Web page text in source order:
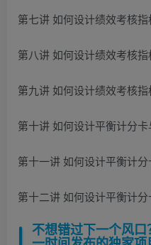
第七讲 如何设计绩效考核指
第八讲 如何设计绩效考核指
第九讲 如何设计绩效考核指
第十讲 如何设计平衡计分卡
第十一讲 如何设计平衡计分
第十二讲 如何设计平衡计分
不想错过下一个风